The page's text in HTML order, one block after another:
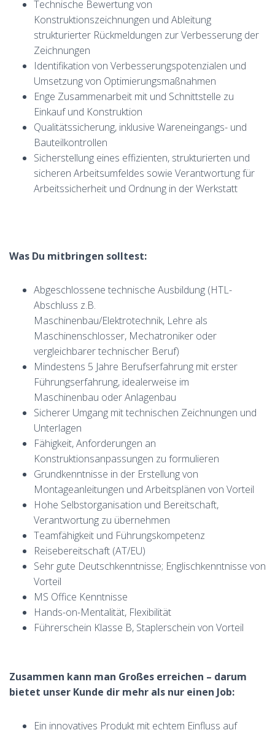
Technische Bewertung von
Konstruktionszeichnungen und Ableitung
strukturierter Rückmeldungen zur Verbesserung der
Zeichnungen
Identifikation von Verbesserungspotenzialen und
Umsetzung von Optimierungsmaßnahmen
Enge Zusammenarbeit mit und Schnittstelle zu
Einkauf und Konstruktion
Qualitätssicherung, inklusive Wareneingangs- und
Bauteilkontrollen
Sicherstellung eines effizienten, strukturierten und
sicheren Arbeitsumfeldes sowie Verantwortung für
Arbeitssicherheit und Ordnung in der Werkstatt
Was Du mitbringen solltest:
Abgeschlossene technische Ausbildung (HTL-
Abschluss z.B.
Maschinenbau/Elektrotechnik, Lehre als
Maschinenschlosser, Mechatroniker oder
vergleichbarer technischer Beruf)
Mindestens 5 Jahre Berufserfahrung mit erster
Führungserfahrung, idealerweise im
Maschinenbau oder Anlagenbau
Sicherer Umgang mit technischen Zeichnungen und
Unterlagen
Fähigkeit, Anforderungen an
Konstruktionsanpassungen zu formulieren
Grundkenntnisse in der Erstellung von
Montageanleitungen und Arbeitsplänen von Vorteil
Hohe Selbstorganisation und Bereitschaft,
Verantwortung zu übernehmen
Teamfähigkeit und Führungskompetenz
Reisebereitschaft (AT/EU)
Sehr gute Deutschkenntnisse; Englischkenntnisse von
Vorteil
MS Office Kenntnisse
Hands-on-Mentalität, Flexibilität
Führerschein Klasse B, Staplerschein von Vorteil
Zusammen kann man Großes erreichen – darum
bietet unser Kunde dir mehr als nur einen Job:
Ein innovatives Produkt mit echtem Einfluss auf